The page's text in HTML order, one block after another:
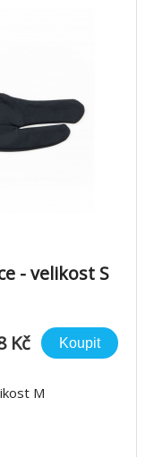
- velikost S
Kč Koupit
M